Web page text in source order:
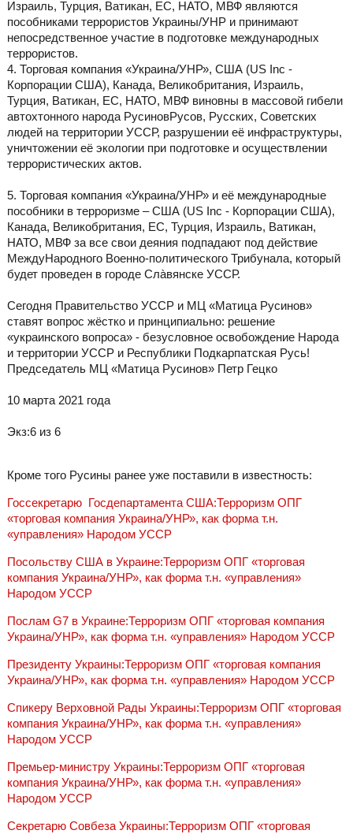
Израиль, Турция, Ватикан, ЕС, НАТО, МВФ являются
пособниками террористов Украины/УНР и принимают
непосредственное участие в подготовке международных
террористов.
4. Торговая компания «Украина/УНР», США (US Inc -
Корпорации США), Канада, Великобритания, Израиль,
Турция, Ватикан, ЕС, НАТО, МВФ виновны в массовой гибели
автохтонного народа РусиновРусов, Русских, Советских
людей на территории УССР, разрушении её инфраструктуры,
уничтожении её экологии при подготовке и осуществлении
террористических актов.
5. Торговая компания «Украина/УНР» и её международные
пособники в терроризме – США (US Inc - Корпорации США),
Канада, Великобритания, ЕС, Турция, Израиль, Ватикан,
НАТО, МВФ за все свои деяния подпадают под действие
МеждуНародного Военно-политического Трибунала, который
будет проведен в городе Слàвянске УССР.
Сегодня Правительство УССР и МЦ «Матица Русинов»
ставят вопрос жёстко и принципиально: решение
«украинского вопроса» - безусловное освобождение Народа
и территории УССР и Республики Подкарпатская Русь!
Председатель МЦ «Матица Русинов» Петр Гецко
10 марта 2021 года
Экз:6 из 6
Кроме того Русины ранее уже поставили в известность:
Госсекретарю‎ ‎ Госдепартамента США:Терроризм ОПГ
«торговая компания Украина/УНР», как форма т.н.
«управления» Народом УССР
Посольству США в Украине:Терроризм ОПГ «торговая
компания Украина/УНР», как форма т.н. «управления»
Народом УССР
Послам G7 в Украине:Терроризм ОПГ «торговая компания
Украина/УНР», как форма т.н. «управления» Народом УССР
Президенту Украины:Терроризм ОПГ «торговая компания
Украина/УНР», как форма т.н. «управления» Народом УССР
Спикеру Верховной Рады Украины:Терроризм ОПГ «торговая
компания Украина/УНР», как форма т.н. «управления»
Народом УССР
Премьер-министру Украины:Терроризм ОПГ «торговая
компания Украина/УНР», как форма т.н. «управления»
Народом УССР
Секретарю Совбеза Украины:Терроризм ОПГ «торговая